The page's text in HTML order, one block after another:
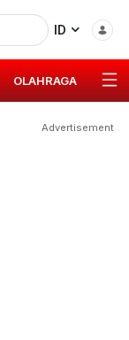
ID
OLAHRAGA GAYA
Advertisement